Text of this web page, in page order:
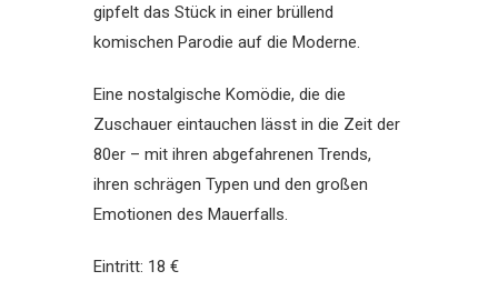
gipfelt das Stück in einer brüllend
komischen Parodie auf die Moderne.
Eine nostalgische Komödie, die die
Zuschauer eintauchen lässt in die Zeit der
80er – mit ihren abgefahrenen Trends,
ihren schrägen Typen und den großen
Emotionen des Mauerfalls.
Eintritt: 18 €